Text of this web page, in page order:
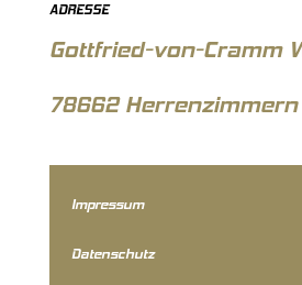
ADRESSE
Gottfried-von-Cramm
78662 Herrenzimmern
Impressum
Datenschutz